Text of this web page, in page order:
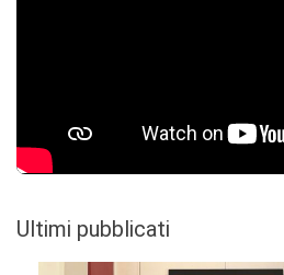
Ultimi pubblicati